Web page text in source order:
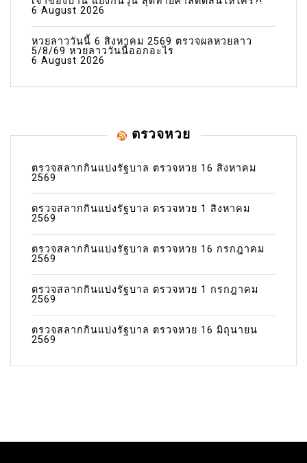
6 August 2026
หวยลาววันนี้ 6 สิงหาคม 2569 ตรวจผลหวยลาว
5/8/69 หวยลาววันนี้ออกอะไร
6 August 2026
ตรวจหวย
ตรวจสลากกินแบ่งรัฐบาล ตรวจหวย 16 สิงหาคม
2569
ตรวจสลากกินแบ่งรัฐบาล ตรวจหวย 1 สิงหาคม
2569
ตรวจสลากกินแบ่งรัฐบาล ตรวจหวย 16 กรกฎาคม
2569
ตรวจสลากกินแบ่งรัฐบาล ตรวจหวย 1 กรกฎาคม
2569
ตรวจสลากกินแบ่งรัฐบาล ตรวจหวย 16 มิถุนายน
2569